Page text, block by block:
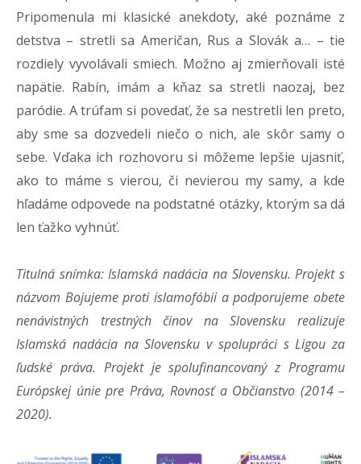
Pripomenula mi klasické anekdoty, aké poznáme z
detstva – stretli sa Američan, Rus a Slovák a… – tie
rozdiely vyvolávali smiech. Možno aj zmierňovali isté
napätie. Rabín, imám a kňaz sa stretli naozaj, bez
paródie. A trúfam si povedať, že sa nestretli len preto,
aby sme sa dozvedeli niečo o nich, ale skôr samy o
sebe. Vďaka ich rozhovoru si môžeme lepšie ujasniť,
ako to máme s vierou, či nevierou my samy, a kde
hľadáme odpovede na podstatné otázky, ktorým sa dá
len ťažko vyhnúť.
Titulná snímka: Islamská nadácia na Slovensku.Projekt s
názvom Bojujeme proti islamofóbii a podporujeme obete
nenávistných trestných činov na Slovensku realizuje
Islamská nadácia na Slovensku v spolupráci s Ligou za
ľudské práva. Projekt je spolufinancovaný z Programu
Európskej únie pre Práva, Rovnosť a Občianstvo (2014 –
2020).